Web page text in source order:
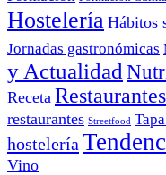
Hostelería Hábitos
Jornadas gastronómicas
y Actualidad
Receta Restaurantes
restaurantes Streetfood
hostelería
Vino